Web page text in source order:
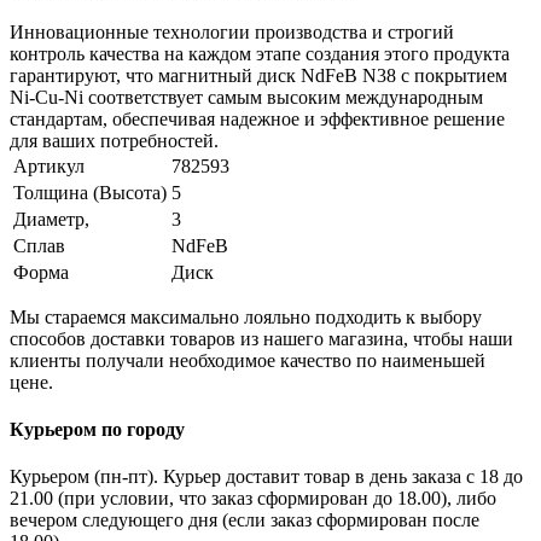
Инновационные технологии производства и строгий
контроль качества на каждом этапе создания этого продукта
гарантируют, что магнитный диск NdFeB N38 с покрытием
Ni-Cu-Ni соответствует самым высоким международным
стандартам, обеспечивая надежное и эффективное решение
для ваших потребностей.
Артикул
782593
Толщина (Высота) 5
Диаметр,
3
Сплав
NdFeB
Форма
Диск
Мы стараемся максимально лояльно подходить к выбору
способов доставки товаров из нашего магазина, чтобы наши
клиенты получали необходимое качество по наименьшей
цене.
Курьером по городу
Курьером (пн-пт). Курьер доставит товар в день заказа с 18 до
21.00 (при условии, что заказ сформирован до 18.00), либо
вечером следующего дня (если заказ сформирован после